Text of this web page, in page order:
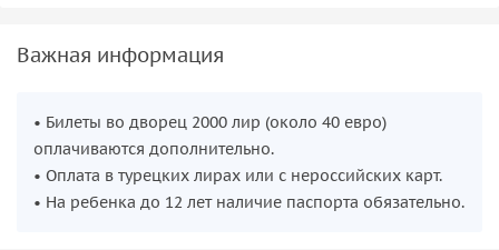
Важная информация
• Билеты во дворец 2000 лир (около 40 евро)
оплачиваются дополнительно.
• Оплата в турецких лирах или с нероссийских карт.
• На ребенка до 12 лет наличие паспорта обязательно.